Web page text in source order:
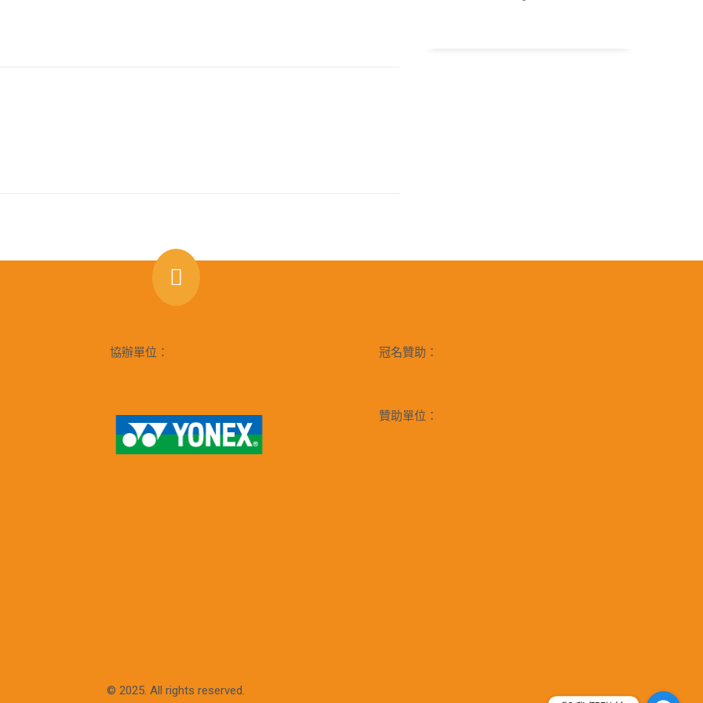
協辦單位： 冠名贊助：
贊助單位：
© 2025. All rights reserved.